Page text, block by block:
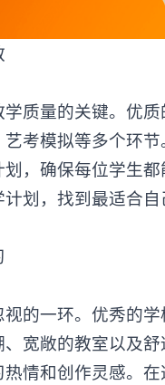
量的关键。优质
考模拟等多个环
，确保每位学生
划，找到最适合自
视的一环。优秀的
宽敞的教室以及
情和创作灵感。